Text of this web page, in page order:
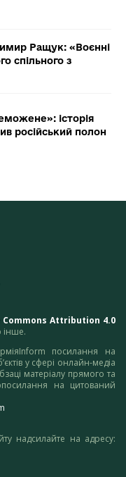
Ращук: «Воєнні
спільного з
історія
російський полон
Commons Attribution 4.0
інше.
посилання на
у сфері онлайн-медіа
матеріалу прямого та
на цитований
надсилайте на адресу: